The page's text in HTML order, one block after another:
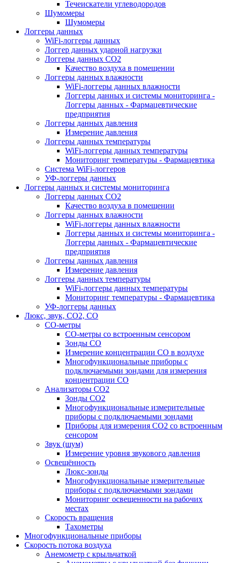
Течеискатели углеводородов
Шумомеры
Шумомеры
Логгеры данных
WiFi-логгеры данных
Логгер данных ударной нагрузки
Логгеры данных CO2
Качество воздуха в помещении
Логгеры данных влажности
WiFi-логгеры данных влажности
Логгеры данных и системы мониторинга -
Логгеры данных - Фармацевтические
предприятия
Логгеры данных давления
Измерение давления
Логгеры данных температуры
WiFi-логгеры данных температуры
Мониторинг температуры - Фармацевтика
Система WiFi-логгеров
УФ-логгеры данных
Логгеры данных и системы мониторинга
Логгеры данных CO2
Качество воздуха в помещении
Логгеры данных влажности
WiFi-логгеры данных влажности
Логгеры данных и системы мониторинга -
Логгеры данных - Фармацевтические
предприятия
Логгеры данных давления
Измерение давления
Логгеры данных температуры
WiFi-логгеры данных температуры
Мониторинг температуры - Фармацевтика
УФ-логгеры данных
Люкс, звук, CO2, CO
CO-метры
CO-метры со встроенным сенсором
Зонды CO
Измерение концентрации CO в воздухе
Многофункциональные приборы с
подключаемыми зондами для измерения
концентрации CO
Анализаторы CO2
Зонды CO2
Многофункциональные измерительные
приборы с подключаемыми зондами
Приборы для измерения CO2 со встроенным
сенсором
Звук (шум)
Измерение уровня звукового давления
Освещённость
Люкс-зонды
Многофункциональные измерительные
приборы с подключаемыми зондами
Мониторинг освещенности на рабочих
местах
Скорость вращения
Тахометры
Многофункциональные приборы
Скорость потока воздуха
Анемометр с крыльчаткой